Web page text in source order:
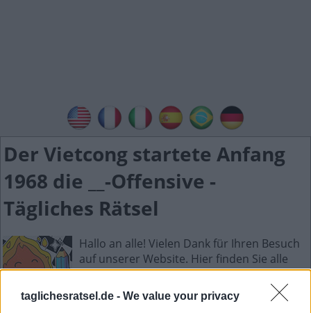
taglichesratsel.de - We value your privacy
Der Vietcong startete Anfang
1968 die __-Offensive -
Tägliches Rätsel
Hallo an alle! Vielen Dank für Ihren Besuch
auf unserer Website. Hier finden Sie alle
Antworten zum Tägliches Rätselspiel.
Tägliches Rätsel ist die neue wunderbare
Wortspielsammlung mit Spielen wie